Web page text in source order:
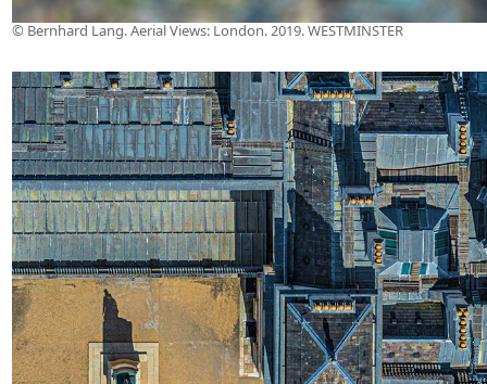
© Bernhard Lang. Aerial Views: London. 2019. WESTMINSTER